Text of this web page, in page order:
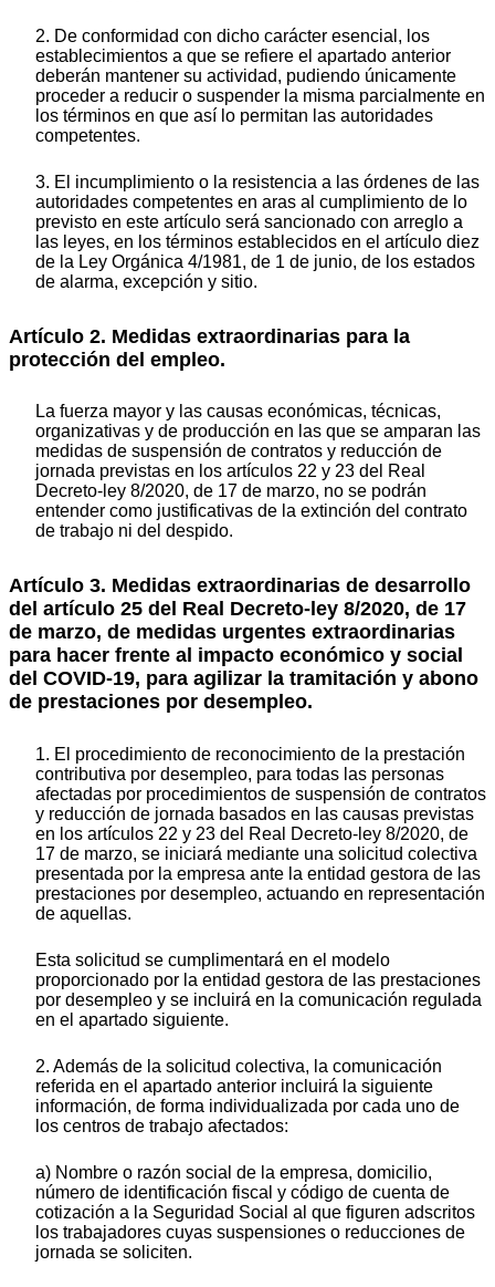
2. De conformidad con dicho carácter esencial, los
establecimientos a que se refiere el apartado anterior
deberán mantener su actividad, pudiendo únicamente
proceder a reducir o suspender la misma parcialmente en
los términos en que así lo permitan las autoridades
competentes.
3. El incumplimiento o la resistencia a las órdenes de las
autoridades competentes en aras al cumplimiento de lo
previsto en este artículo será sancionado con arreglo a
las leyes, en los términos establecidos en el artículo diez
de la Ley Orgánica 4/1981, de 1 de junio, de los estados
de alarma, excepción y sitio.
Artículo 2. Medidas extraordinarias para la
protección del empleo.
La fuerza mayor y las causas económicas, técnicas,
organizativas y de producción en las que se amparan las
medidas de suspensión de contratos y reducción de
jornada previstas en los artículos 22 y 23 del Real
Decreto-ley 8/2020, de 17 de marzo, no se podrán
entender como justificativas de la extinción del contrato
de trabajo ni del despido.
Artículo 3. Medidas extraordinarias de desarrollo
del artículo 25 del Real Decreto-ley 8/2020, de 17
de marzo, de medidas urgentes extraordinarias
para hacer frente al impacto económico y social
del COVID-19, para agilizar la tramitación y abono
de prestaciones por desempleo.
1. El procedimiento de reconocimiento de la prestación
contributiva por desempleo, para todas las personas
afectadas por procedimientos de suspensión de contratos
y reducción de jornada basados en las causas previstas
en los artículos 22 y 23 del Real Decreto-ley 8/2020, de
17 de marzo, se iniciará mediante una solicitud colectiva
presentada por la empresa ante la entidad gestora de las
prestaciones por desempleo, actuando en representación
de aquellas.
Esta solicitud se cumplimentará en el modelo
proporcionado por la entidad gestora de las prestaciones
por desempleo y se incluirá en la comunicación regulada
en el apartado siguiente.
2. Además de la solicitud colectiva, la comunicación
referida en el apartado anterior incluirá la siguiente
información, de forma individualizada por cada uno de
los centros de trabajo afectados:
a) Nombre o razón social de la empresa, domicilio,
número de identificación fiscal y código de cuenta de
cotización a la Seguridad Social al que figuren adscritos
los trabajadores cuyas suspensiones o reducciones de
jornada se soliciten.